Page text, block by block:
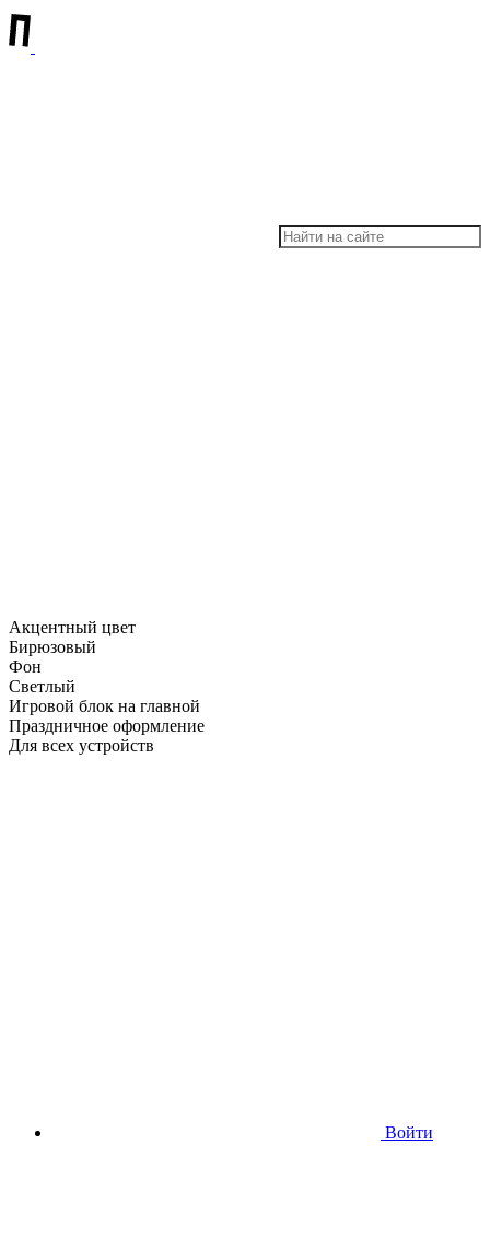
Акцентный цвет
Бирюзовый
Фон
Светлый
Игровой блок на главной
Праздничное оформление
Для всех устройств
Войти